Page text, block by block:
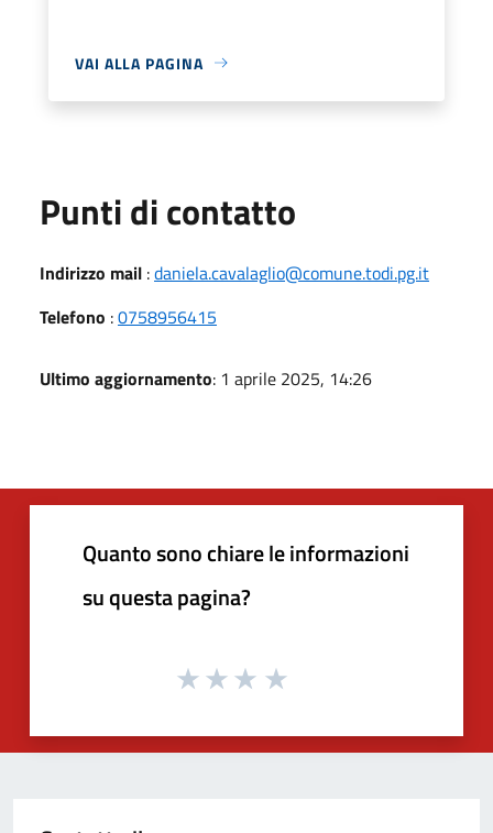
VAI ALLA PAGINA
Punti di contatto
Indirizzo mail :daniela.cavalaglio@comune.todi.pg.it
Telefono :0758956415
Ultimo aggiornamento: 1 aprile 2025, 14:26
Quanto sono chiare le informazioni
su questa pagina?